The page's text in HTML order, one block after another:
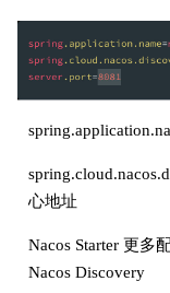
心地址
Nacos Starter 更多
Nacos Discovery